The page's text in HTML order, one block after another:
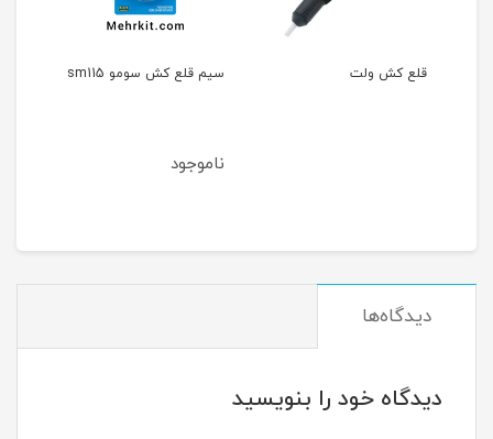
سیم قلع کش سومو sm115
دیدگاه‌ها
دیدگاه خود را بنویسید